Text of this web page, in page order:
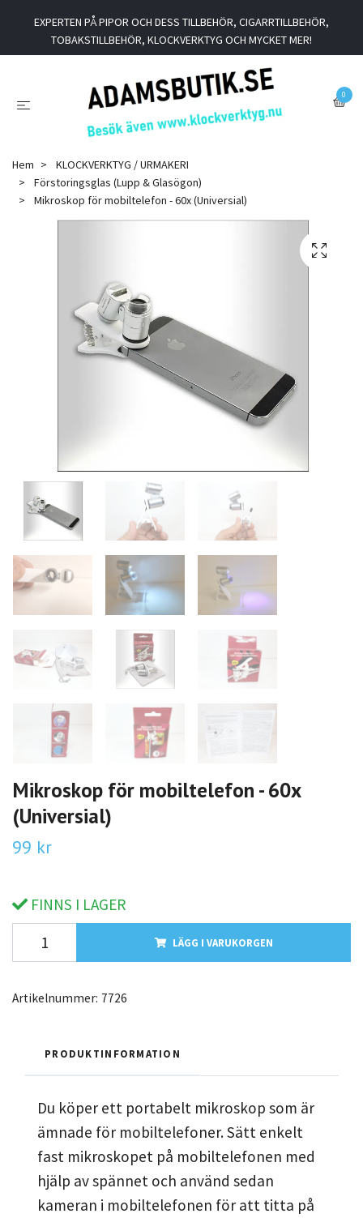
EXPERTEN PÅ PIPOR OCH DESS TILLBEHÖR, CIGARRTILLBEHÖR,
TOBAKSTILLBEHÖR, KLOCKVERKTYG OCH MYCKET MER!
0
Hem
KLOCKVERKTYG / URMAKERI
Förstoringsglas (Lupp & Glasögon)
Mikroskop för mobiltelefon - 60x (Universial)
Mikroskop för mobiltelefon - 60x
(Universial)
99 kr
FINNS I LAGER
LÄGG I VARUKORGEN
Artikelnummer: 7726
PRODUKTINFORMATION
Du köper ett portabelt mikroskop som är
ämnade för mobiltelefoner. Sätt enkelt
fast mikroskopet på mobiltelefonen med
hjälp av spännet och använd sedan
kameran i mobiltelefonen för att titta på